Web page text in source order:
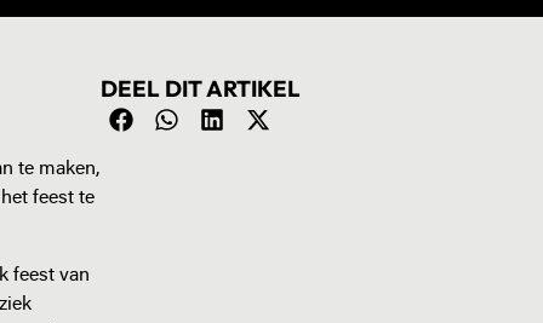
te maken,
feest te
feest van
DEEL DIT ARTIKEL